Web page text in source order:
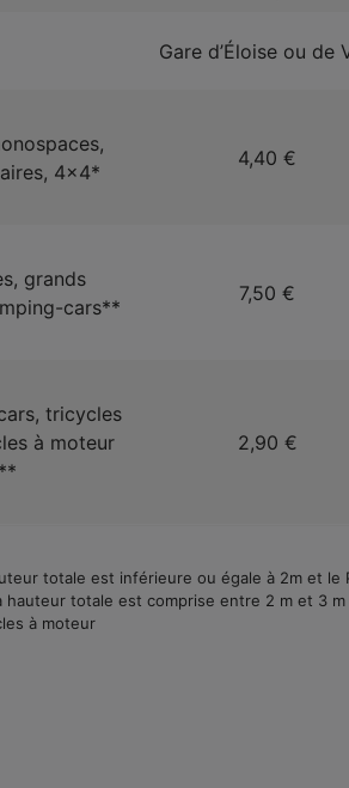
Gare d’Éloise ou de
4×4*
4,40 €
grands
cars**
7,50 €
tricycles
à moteur
2,90 €
totale est inférieure ou égale à 2m et
totale est comprise entre 2 m et 3
à moteur